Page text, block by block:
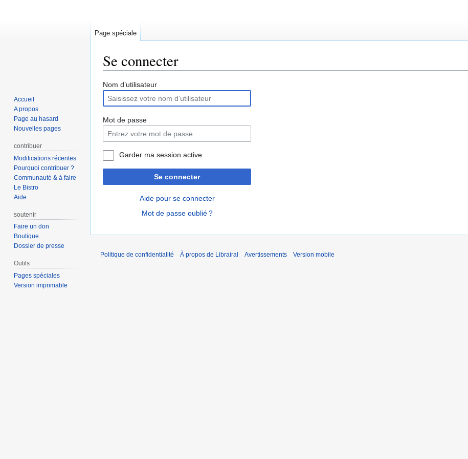
Se connecter
Aller
la
navigation
Aller
la
recherche
Nom d’utilisateur
Mot de passe
Garder ma session active
Se connecter
Aide pour se connecter
Mot de passe oublié ?
Page spéciale
Accueil
A propos
Page au hasard
Nouvelles pages
contribuer
Modifications récentes
Pourquoi contribuer ?
Communauté & à faire
Le Bistro
Aide
soutenir
Faire un don
Boutique
Dossier de presse
Outils
Pages spéciales
Version imprimable
Politique de confidentialité À propos de Librairal Avertissements Version mobile